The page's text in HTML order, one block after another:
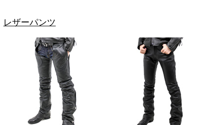
レザーパンツ